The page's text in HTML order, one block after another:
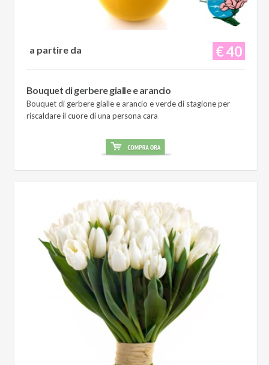
€ 40
a partire da
Bouquet di gerbere gialle e arancio
Bouquet di gerbere gialle e arancio e verde di stagione per
riscaldare il cuore di una persona cara